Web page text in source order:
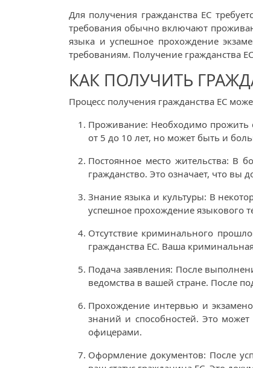
Для получения гражданства ЕС
требования обычно включают
языка и успешное прохождение
требованиям. Получение гражданства
КАК ПОЛУЧИТЬ
Процесс получения гражданства ЕС
Проживание: Необходимо прожить
от 5 до 10 лет, но может быть и
Постоянное место жительства: В
гражданство. Это означает, что вы
Знание языка и культуры: В
успешное прохождение языкового
Отсутствие криминального
гражданства ЕС. Ваша
Подача заявления: После
ведомства в вашей стране. После
Прохождение интервью и
знаний и способностей. Это
офицерами.
Оформление документов: После